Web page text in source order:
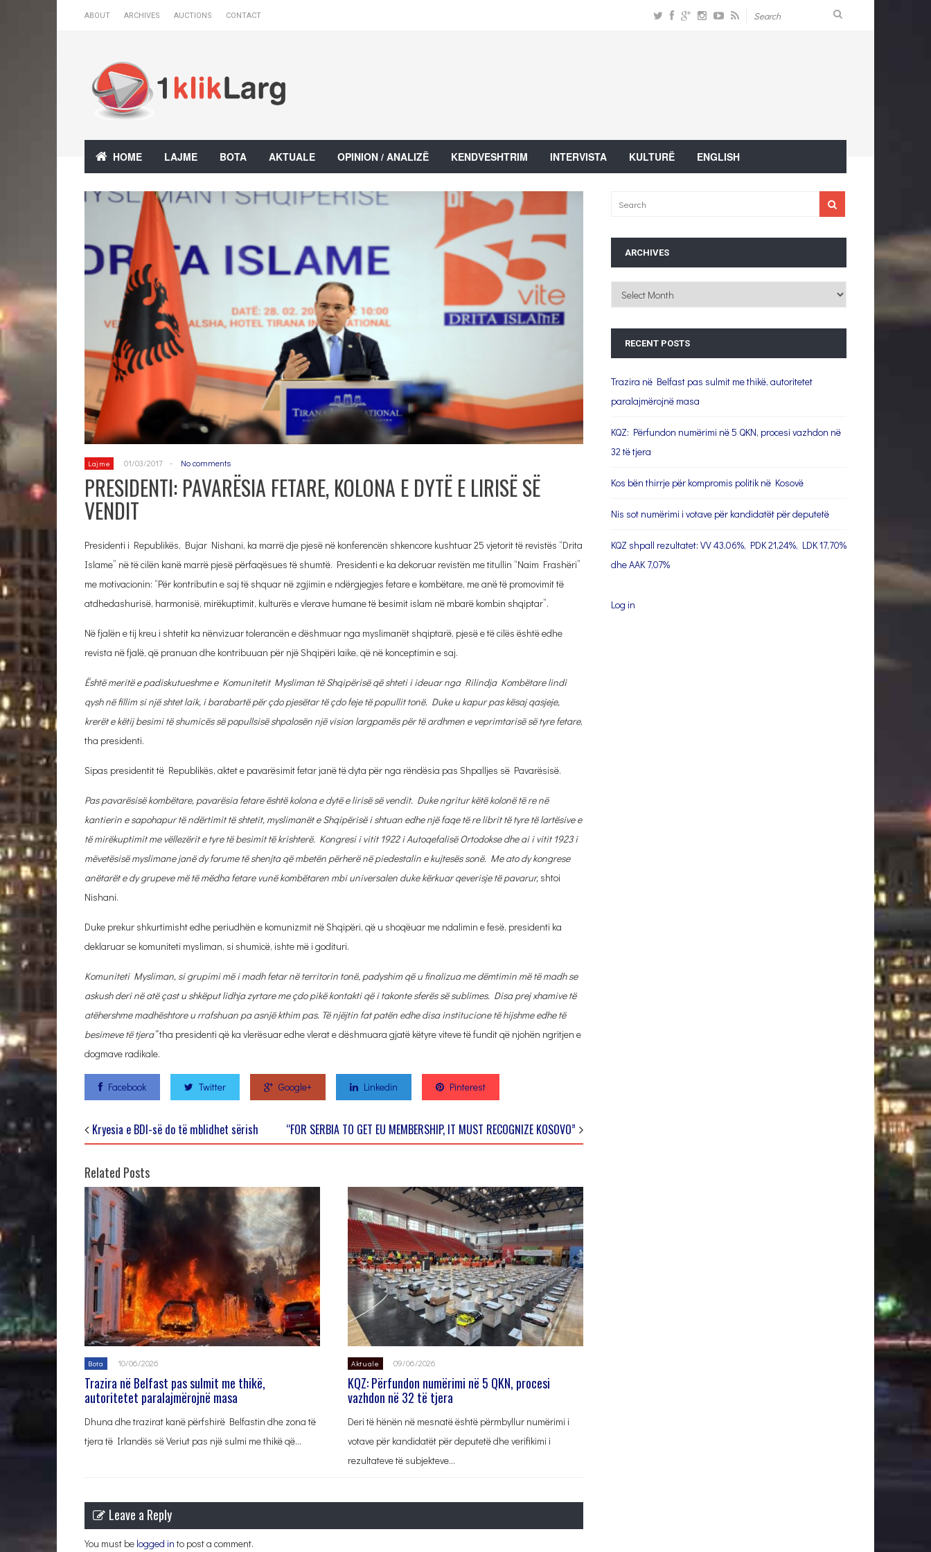
ABOUT ARCHIVES AUCTIONS CONTACT
HOME LAJME BOTA AKTUALE OPINION / ANALIZË KENDVESHTRIM INTERVISTA KULTURË ENGLISH
Lajme 01/03/2017 - No comments
PRESIDENTI: PAVARËSIA FETARE, KOLONA E DYTË E LIRISË SË
VENDIT
Presidenti i Republikës, Bujar Nishani, ka marrë dje pjesë në konferencën shkencore kushtuar 25 vjetorit të revistës “Drita
Islame” në të cilën kanë marrë pjesë përfaqësues të shumtë. Presidenti e ka dekoruar revistën me titullin “Naim Frashëri”
me motivacionin: “Për kontributin e saj të shquar në zgjimin e ndërgjegjes fetare e kombëtare, me anë të promovimit të
atdhedashurisë, harmonisë, mirëkuptimit, kulturës e vlerave humane të besimit islam në mbarë kombin shqiptar”.
Në fjalën e tij kreu i shtetit ka nënvizuar tolerancën e dëshmuar nga myslimanët shqiptarë, pjesë e të cilës është edhe
revista në fjalë, që pranuan dhe kontribuuan për një Shqipëri laike, që në konceptimin e saj.
Është meritë e padiskutueshme e Komunitetit Mysliman të Shqipërisë që shteti i ideuar nga Rilindja Kombëtare lindi
qysh në fillim si një shtet laik, i barabartë për çdo pjesëtar të çdo feje të popullit tonë. Duke u kapur pas kësaj qasjeje,
krerët e këtij besimi të shumicës së popullsisë shpalosën një vision largpamës për të ardhmen e veprimtarisë së tyre fetare,
tha presidenti.
Sipas presidentit të Republikës, aktet e pavarësimit fetar janë të dyta për nga rëndësia pas Shpalljes së Pavarësisë.
Pas pavarësisë kombëtare, pavarësia fetare është kolona e dytë e lirisë së vendit. Duke ngritur këtë kolonë të re në
kantierin e sapohapur të ndërtimit të shtetit, myslimanët e Shqipërisë i shtuan edhe një faqe të re librit të tyre të lartësive e
të mirëkuptimit me vëllezërit e tyre të besimit të krishterë. Kongresi i vitit 1922 i Autoqefalisë Ortodokse dhe ai i vitit 1923 i
mëvetësisë myslimane janë dy forume të shenjta që mbetën përherë në piedestalin e kujtesës sonë. Me ato dy kongrese
anëtarët e dy grupeve më të mëdha fetare vunë kombëtaren mbi universalen duke kërkuar qeverisje të pavarur, shtoi
Nishani.
Duke prekur shkurtimisht edhe periudhën e komunizmit në Shqipëri, që u shoqëuar me ndalimin e fesë, presidenti ka
deklaruar se komuniteti mysliman, si shumicë, ishte më i godituri.
Komuniteti Mysliman, si grupimi më i madh fetar në territorin tonë, padyshim që u finalizua me dëmtimin më të madh se
askush deri në atë çast u shkëput lidhja zyrtare me çdo pikë kontakti që i takonte sferës së sublimes. Disa prej xhamive të
atëhershme madhështore u rrafshuan pa asnjë kthim pas. Të njëjtin fat patën edhe disa institucione të hijshme edhe të
besimeve të tjera”tha presidenti që ka vlerësuar edhe vlerat e dëshmuara gjatë këtyre viteve të fundit që njohën ngritjen e
dogmave radikale.
Facebook Twitter Google+ Linkedin Pinterest
Kryesia e BDI-së do të mblidhet sërish “FOR SERBIA TO GET EU MEMBERSHIP, IT MUST RECOGNIZE KOSOVO”
Related Posts
Bota 10/06/2026
Trazira në Belfast pas sulmit me thikë,
autoritetet paralajmërojnë masa
Dhuna dhe trazirat kanë përfshirë Belfastin dhe zona të
tjera të Irlandës së Veriut pas një sulmi me thikë që…
Aktuale 09/06/2026
KQZ: Përfundon numërimi në 5 QKN, procesi
vazhdon në 32 të tjera
Deri të hënën në mesnatë është përmbyllur numërimi i
votave për kandidatët për deputetë dhe verifikimi i
rezultateve të subjekteve…
Leave a Reply
You must be logged in to post a comment.
ARCHIVES
Archives
RECENT POSTS
Trazira në Belfast pas sulmit me thikë, autoritetet
paralajmërojnë masa
KQZ: Përfundon numërimi në 5 QKN, procesi vazhdon në
32 të tjera
Kos bën thirrje për kompromis politik në Kosovë
Nis sot numërimi i votave për kandidatët për deputetë
KQZ shpall rezultatet: VV 43,06%, PDK 21,24%, LDK 17,70%
dhe AAK 7,07%
Log in